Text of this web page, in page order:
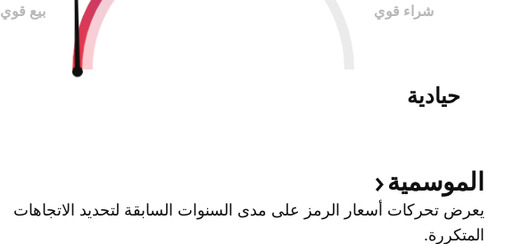
بيع قوي شراء قوي
حيادية
الموسمية
يعرض تحركات أسعار الرمز على مدى السنوات السابقة لتحديد الاتجاهات
المتكررة.